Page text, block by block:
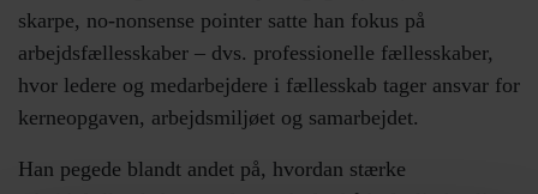
skarpe, no-nonsense pointer satte han fokus på
arbejdsfællesskaber – dvs. professionelle fællesskaber,
hvor ledere og medarbejdere i fællesskab tager ansvar for
kerneopgaven, arbejdsmiljøet og samarbejdet.
Han pegede blandt andet på, hvordan stærke